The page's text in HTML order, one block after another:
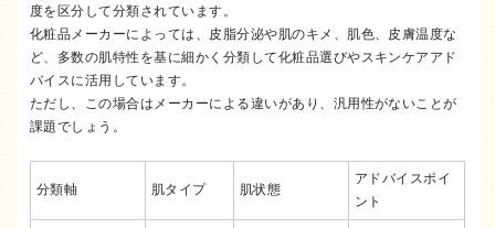
度を区分して分類されています。
化粧品メーカーによっては、皮脂分泌や肌のキメ、肌色、皮膚温度な
ど、多数の肌特性を基に細かく分類して化粧品選びやスキンケアアド
バイスに活用しています。
ただし、この場合はメーカーによる違いがあり、汎用性がないことが
課題でしょう。
分類軸 肌タイプ 肌状態
アドバイスポイ
ント